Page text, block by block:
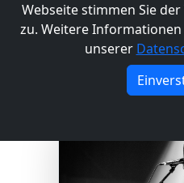
Webseite stimmen Sie
zu. Weitere Informationen
unserer